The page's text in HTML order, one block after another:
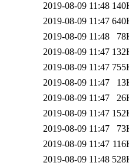
2019-08-09 11:48
2019-08-09 11:47
2019-08-09 11:48
2019-08-09 11:47
2019-08-09 11:47
2019-08-09 11:47
2019-08-09 11:47
2019-08-09 11:47
2019-08-09 11:47
2019-08-09 11:47
2019-08-09 11:48